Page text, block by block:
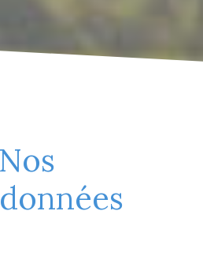
Nos